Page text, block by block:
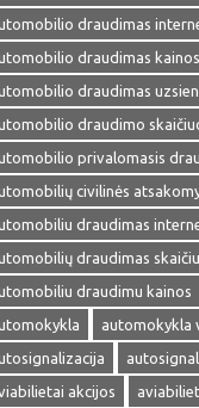
draudimas
draudimas kainos
draudimas
draudimo
privalomasis
civilinės
draudimas
draudimas
draudimu kainos
automokykla
akcijos